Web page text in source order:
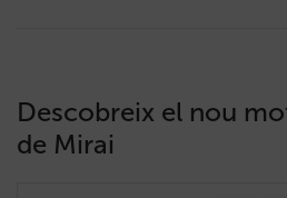
Descobreix el nou
de Mirai